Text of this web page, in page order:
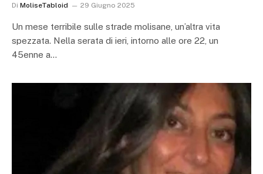
Di MoliseTabloid 29 Giugno 2025
Un mese terribile sulle strade molisane, un’altra vita
spezzata. Nella serata di ieri, intorno alle ore 22, un
45enne a…